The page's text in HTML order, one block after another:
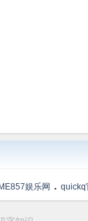
娱乐网 . quickq